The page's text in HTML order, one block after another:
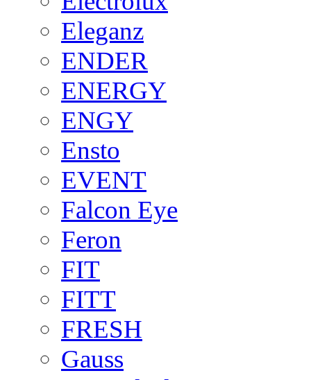
Eleganz
ENDER
ENERGY
ENGY
Ensto
EVENT
Falcon Eye
Feron
FIT
FITT
FRESH
Gauss